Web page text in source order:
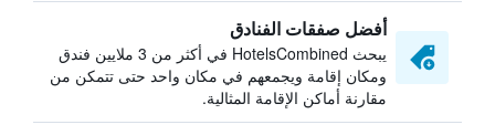
أفضل صفقات الفنادق
يبحث HotelsCombined في أكثر من 3 ملايين فندق
ومكان إقامة ويجمعهم في مكان واحد حتى تتمكن من
مقارنة أماكن الإقامة المثالية.